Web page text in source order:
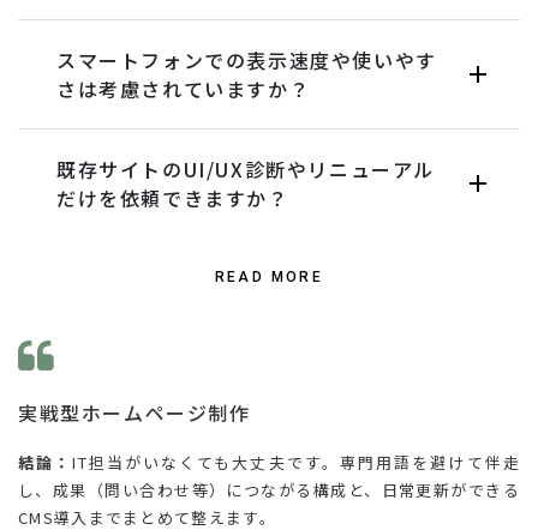
スマートフォンでの表示速度や使いやす
さは考慮されていますか？
既存サイトのUI/UX診断やリニューアル
だけを依頼できますか？
READ MORE
実戦型ホームページ制作
結論：IT担当がいなくても大丈夫です。専門用語を避けて伴走
し、成果（問い合わせ等）につながる構成と、日常更新ができる
CMS導入までまとめて整えます。